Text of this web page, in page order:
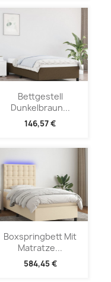
Bettgestell
Dunkelbraun...
146,57 €
Boxspringbett Mit
Matratze...
584,45 €